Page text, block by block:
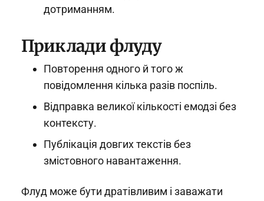
дотриманням.
Приклади флуду
Повторення одного й того ж
повідомлення кілька разів поспіль.
Відправка великої кількості емодзі без
контексту.
Публікація довгих текстів без
змістовного навантаження.
Флуд може бути дратівливим і заважати